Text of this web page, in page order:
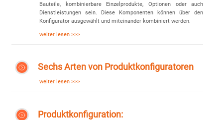
Bauteile, kombinierbare Einzelprodukte, Optionen oder auch
Dienstleistungen sein. Diese Komponenten können über den
Konfigurator ausgewählt und miteinander kombiniert werden.
weiter lesen >>>
Sechs Arten von Produktkonfiguratoren
weiter lesen >>>
Produktkonfiguration: